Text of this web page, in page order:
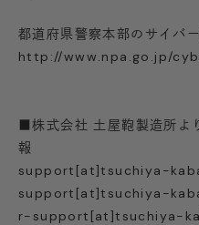
都道府県警察本部のサイバ
http://www.npa.go.jp/
■株式会社 土屋鞄製造所よ
報
support[at]tsuchiya-
support[at]tsuchiya-
r-support[at]tsuchiya-